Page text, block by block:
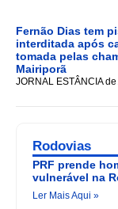
Fernão Dias tem
interditada após
tomada pelas
Mairiporã
JORNAL ESTÂNCIA de
Rodovias
PRF prende
vulnerável na
Ler Mais Aqui »